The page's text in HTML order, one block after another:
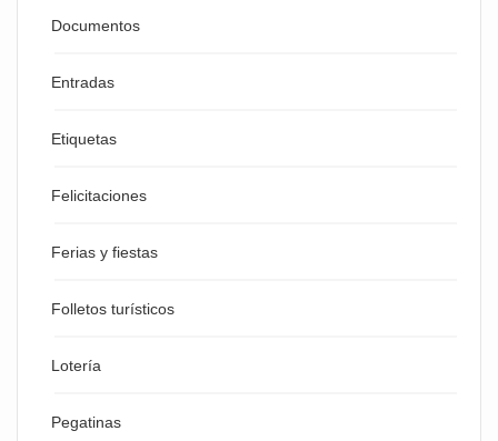
Documentos
Entradas
Etiquetas
Felicitaciones
Ferias y fiestas
Folletos turísticos
Lotería
Pegatinas